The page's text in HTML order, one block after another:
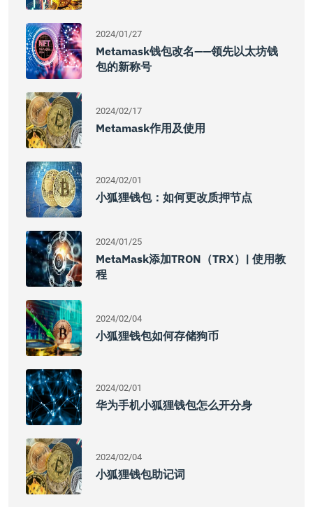
2024/01/27
Metamask钱包改名——领先以太坊钱
包的新称号
2024/02/17
Metamask作用及使用
2024/02/01
小狐狸钱包：如何更改质押节点
2024/01/25
MetaMask添加TRON（TRX）| 使用教
程
2024/02/04
小狐狸钱包如何存储狗币
2024/02/01
华为手机小狐狸钱包怎么开分身
2024/02/04
小狐狸钱包助记词